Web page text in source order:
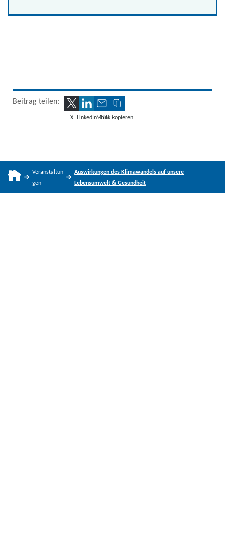
Beitrag teilen:
X LinkedInMailLink kopieren
Veranstaltun
gen
Auswirkungen des Klimawandels auf unsere
Lebensumwelt & Gesundheit